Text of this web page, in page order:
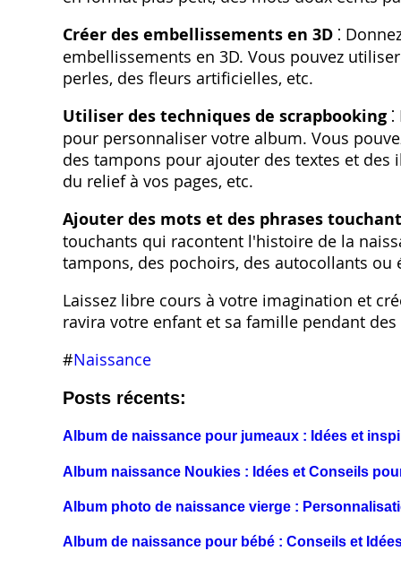
Créer des embellissements en 3D ⁚
embellissements en 3D. Vous pouvez
perles, des fleurs artificielles, etc.
Utiliser des techniques de scrapbooking
pour personnaliser votre album. Vous
des tampons pour ajouter des textes et
du relief à vos pages, etc.
Ajouter des mots et des phrases
touchants qui racontent l'histoire de la
tampons, des pochoirs, des autocollants ou
Laissez libre cours à votre imagination et
ravira votre enfant et sa famille pendant des
#Naissance
Posts récents:
Album de naissance pour jumeaux : Idées et
Album naissance Noukies : Idées et Conseils
Album photo de naissance vierge :
Album de naissance pour bébé : Conseils et